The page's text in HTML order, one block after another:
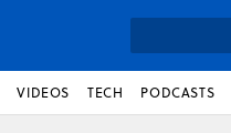
VIDEOS TECH PODCASTS